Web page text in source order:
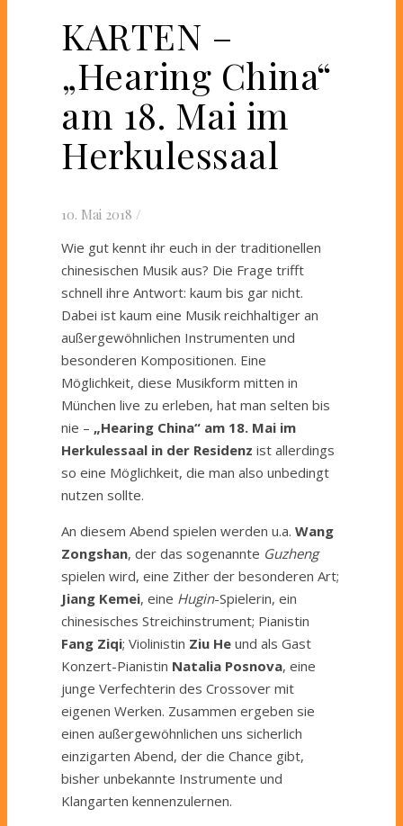
KARTEN –
„Hearing China“
am 18. Mai im
Herkulessaal
10. Mai 2018 /
Wie gut kennt ihr euch in der traditionellen
chinesischen Musik aus? Die Frage trifft
schnell ihre Antwort: kaum bis gar nicht.
Dabei ist kaum eine Musik reichhaltiger an
außergewöhnlichen Instrumenten und
besonderen Kompositionen. Eine
Möglichkeit, diese Musikform mitten in
München live zu erleben, hat man selten bis
nie – „Hearing China“ am 18. Mai im
Herkulessaal in der Residenz ist allerdings
so eine Möglichkeit, die man also unbedingt
nutzen sollte.
An diesem Abend spielen werden u.a. Wang
Zongshan, der das sogenannte Guzheng
spielen wird, eine Zither der besonderen Art;
Jiang Kemei, eine Hugin-Spielerin, ein
chinesisches Streichinstrument; Pianistin
Fang Ziqi; Violinistin Ziu He und als Gast
Konzert-Pianistin Natalia Posnova, eine
junge Verfechterin des Crossover mit
eigenen Werken. Zusammen ergeben sie
einen außergewöhnlichen uns sicherlich
einzigarten Abend, der die Chance gibt,
bisher unbekannte Instrumente und
Klangarten kennenzulernen.